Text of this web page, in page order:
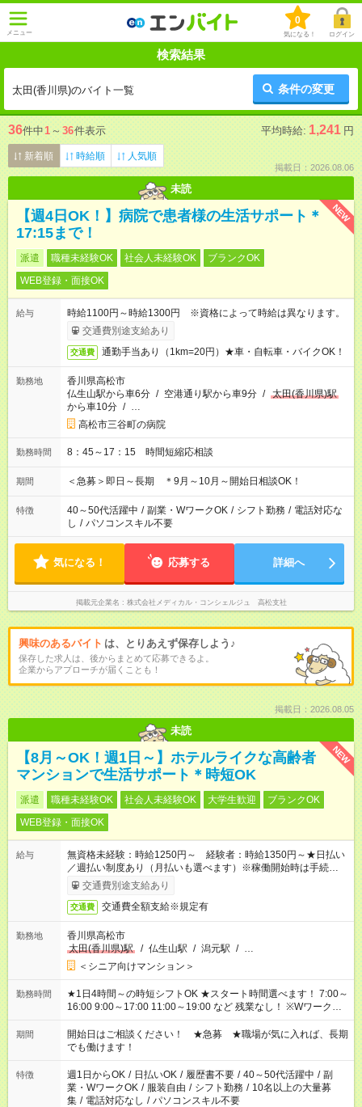
メニュー
0
気になる！ ログイン
検索結果
太田(香川県)のバイト一覧 条件の変更
36件中1 ～ 36件表示 平均時給: 1,241 円
新着順 時給順 人気順
掲載日：2026.08.06
未読
NEW
【週4日OK！】病院で患者様の生活サポート＊
17:15まで！
派遣 職種未経験OK 社会人未経験OK
ブランクOK
WEB登録・面接OK
給与
時給1100円～時給1300円 ※資格によって時給は異なります。
交通費別途支給あり
交通費 通勤手当あり（1km=20円）★車・自転車・バイクOK！
勤務地
香川県高松市
仏生山駅から車6分 / 空港通り駅から車9分 / 太田(香川県)駅
から車10分 / …
高松市三谷町の病院
勤務時間 8：45～17：15 時間短縮応相談
期間 ＜急募＞即日～長期 ＊9月～10月～開始日相談OK！
特徴 40～50代活躍中 / 副業・WワークOK / シフト勤務 / 電話対応な
し / パソコンスキル不要
気になる！ 応募する 詳細へ
掲載元企業名 株式会社メディカル・コンシェルジュ 高松支社
興味のあるバイト は、とりあえず保存しよう♪
保存した求人は、後からまとめて応募できるよ。
企業からアプローチが届くことも！
掲載日：2026.08.05
未読
NEW
【8月～OK！週1日～】ホテルライクな高齢者
マンションで生活サポート＊時短OK
派遣 職種未経験OK 社会人未経験OK 大学生歓迎
ブランクOK
WEB登録・面接OK
給与
無資格未経験：時給1250円～ 経験者：時給1350円～★日払い
／週払い制度あり（月払いも選べます）※稼働開始時は手続き完
了次第のお支払いとなります。
交通費別途支給あり
交通費 交通費全額支給※規定有
勤務地
香川県高松市
太田(香川県)駅
/ 仏生山駅 / 潟元駅 / …
＜シニア向けマンション＞
勤務時間
★1日4時間～の時短シフトOK ★スタート時間選べます！ 7:00～
16:00 9:00～17:00 11:00～19:00 など 残業なし！ ※Wワークの
場合、他のお仕事と合わせ週40時間超の就業はご案内できませ
ん ※法令に基づき、週20時間以上勤務は社会保険への加入対象
となります ※労働者派遣法（日雇い派遣の原則禁止）により、
短時間・短期間の就業はご案内が難しい場合があります
期間
開始日はご相談ください！ ★急募 ★職場が気に入れば、長期
でも働けます！
特徴 週1日からOK / 日払いOK / 履歴書不要 / 40～50代活躍中 / 副
業・WワークOK / 服装自由 / シフト勤務 / 10名以上の大量募
集 / 電話対応なし / パソコンスキル不要